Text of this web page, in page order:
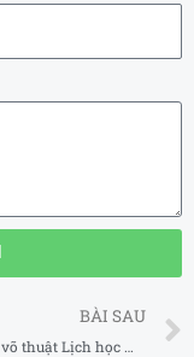
BÀI SAU
Trung tâm võ thuật Lịch học MMA uy tín tại Quận 1 TP Hồ Chí Minh